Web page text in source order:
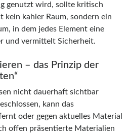
genutzt wird, sollte kritisch
kahler Raum, sondern ein
in dem jedes Element eine
und vermittelt Sicherheit.
– das Prinzip der
nicht dauerhaft sichtbar
kann das
oder gegen aktuelles Material
offen präsentierte Materialien